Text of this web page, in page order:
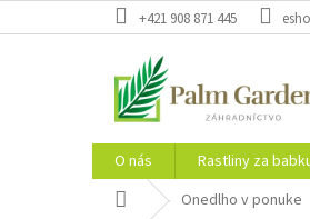
na
+421 908 871 445
O nás Rastliny za
Domov Onedlho v ponuke